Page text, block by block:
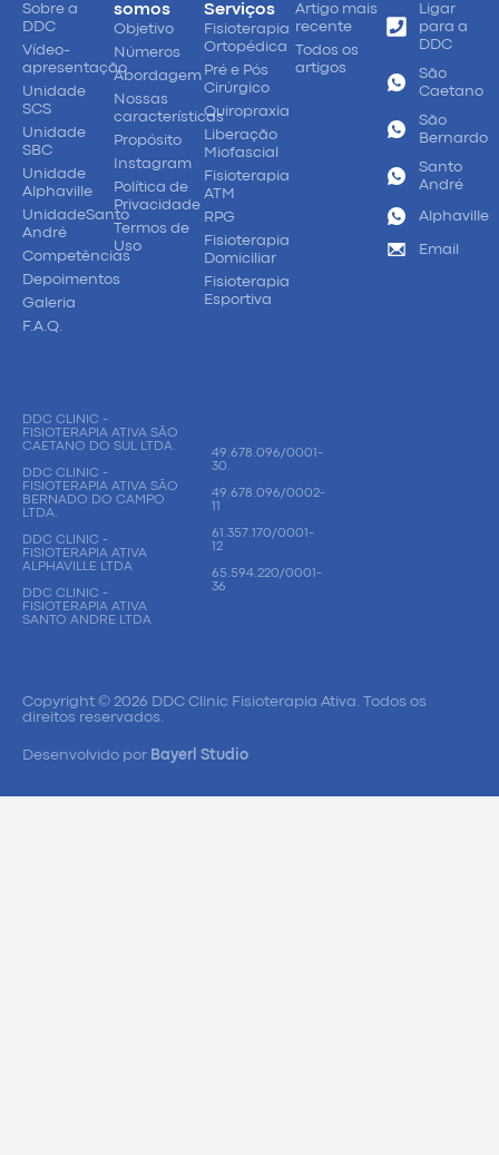
Sobre a
DDC
Vídeo-
apresentação
Unidade
SCS
Unidade
SBC
Unidade
Alphaville
UnidadeSanto
André
Competências
Depoimentos
Galeria
F.A.Q.
somos
Objetivo
Números
Abordagem
Nossas
características
Propósito
Instagram
Política de
Privacidade
Termos de
Uso
Serviços
Fisioterapia
Ortopédica
Pré e Pós
Cirúrgico
Quiropraxia
Liberação
Miofascial
Fisioterapia
ATM
RPG
Fisioterapia
Domiciliar
Fisioterapia
Esportiva
Artigo mais
recente
Todos os
artigos
Ligar
para a
DDC
São
Caetano
São
Bernardo
Santo
André
Alphaville
Email
DDC CLINIC -
FISIOTERAPIA ATIVA SÃO
CAETANO DO SUL LTDA.
DDC CLINIC -
FISIOTERAPIA ATIVA SÃO
BERNADO DO CAMPO
LTDA.
DDC CLINIC -
FISIOTERAPIA ATIVA
ALPHAVILLE LTDA
DDC CLINIC -
FISIOTERAPIA ATIVA
SANTO ANDRE LTDA
49.678.096/0001-
30.
49.678.096/0002-
11
61.357.170/0001-
12
65.594.220/0001-
36
Copyright © 2026 DDC Clinic Fisioterapia Ativa. Todos os
direitos reservados.
Desenvolvido por Bayerl Studio